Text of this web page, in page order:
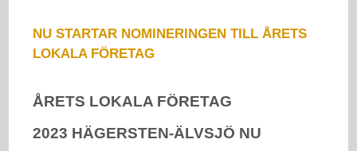
NU STARTAR NOMINERINGEN TILL ÅRETS
LOKALA FÖRETAG
ÅRETS LOKALA FÖRETAG
2023 HÄGERSTEN-ÄLVSJÖ NU